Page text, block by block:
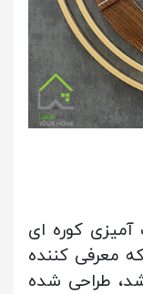
کوره ای
معرفی کننده
طراحی شده